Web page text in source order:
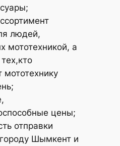
людей,
мототехникой, а
мототехнику
цены;
отправки
Шымкент и